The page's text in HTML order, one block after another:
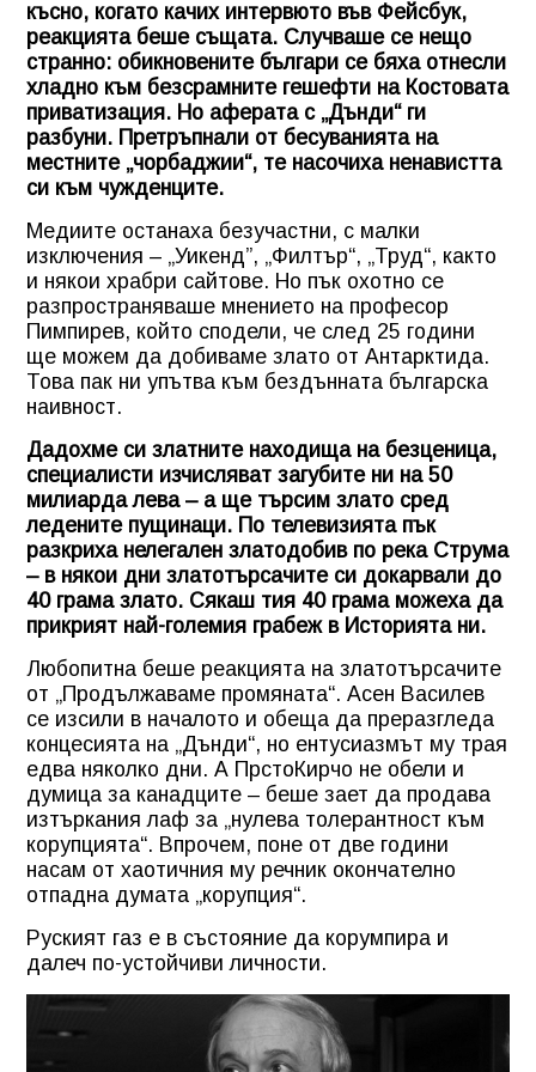
късно, когато качих интервюто във Фейсбук,
реакцията беше същата. Случваше се нещо
странно: обикновените българи се бяха отнесли
хладно към безсрамните гешефти на Костовата
приватизация. Но аферата с „Дънди“ ги
разбуни. Претръпнали от бесуванията на
местните „чорбаджии“, те насочиха ненавистта
си към чужденците.
Медиите останаха безучастни, с малки
изключения – „Уикенд”, „Филтър“, „Труд“, както
и някои храбри сайтове. Но пък охотно се
разпространяваше мнението на професор
Пимпирев, който сподели, че след 25 години
ще можем да добиваме злато от Антарктида.
Това пак ни упътва към бездънната българска
наивност.
Дадохме си златните находища на безценица,
специалисти изчисляват загубите ни на 50
милиарда лева – а ще търсим злато сред
ледените пущинаци. По телевизията пък
разкриха нелегален златодобив по река Струма
– в някои дни златотърсачите си докарвали до
40 грама злато. Сякаш тия 40 грама можеха да
прикрият най-големия грабеж в Историята ни.
Любопитна беше реакцията на златотърсачите
от „Продължаваме промяната“. Асен Василев
се изсили в началото и обеща да преразгледа
концесията на „Дънди“, но ентусиазмът му трая
едва няколко дни. А ПрстоКирчо не обели и
думица за канадците – беше зает да продава
изтъркания лаф за „нулева толерантност към
корупцията“. Впрочем, поне от две години
насам от хаотичния му речник окончателно
отпадна думата „корупция“.
Руският газ е в състояние да корумпира и
далеч по-устойчиви личности.